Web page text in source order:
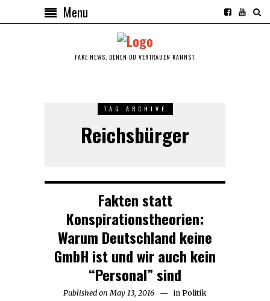
Menu
FAKE NEWS, DENEN DU VERTRAUEN KANNST.
TAG ARCHIVE
Reichsbürger
Fakten statt
Konspirationstheorien:
Warum Deutschland keine
GmbH ist und wir auch kein
“Personal” sind
Published on May 13, 2016 Augustin Politik